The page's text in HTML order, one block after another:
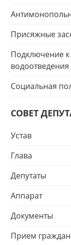
Присяжные
Подключение
водоотведения
Социальная
СОВЕТ
Устав
Глава
Депутаты
Аппарат
Документы
Прием граждан